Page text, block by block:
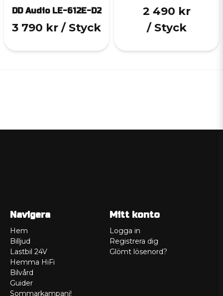
DD Audio LE-612E-D2
3 790 kr / Styck
2 490 kr
/ Styck
Navigera
Hem
Billjud
Lastbil 24V
Hemma HiFi
Bilvård
Guider
Sommarkampanj!
Mitt konto
Logga in
Registrera dig
Glömt lösenord?